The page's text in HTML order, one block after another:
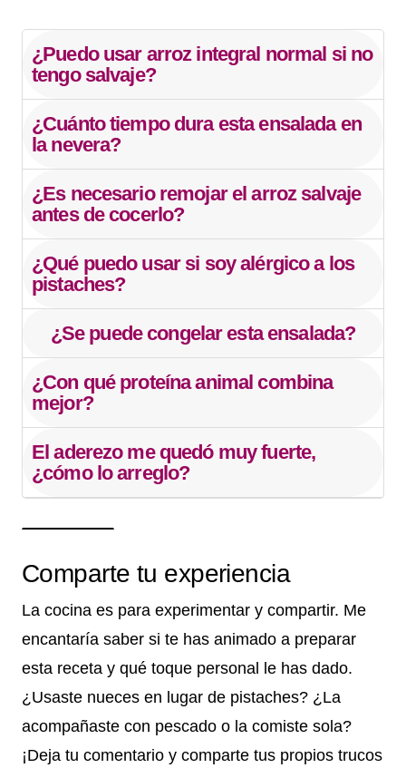
¿Puedo usar arroz integral normal si no
tengo salvaje?
¿Cuánto tiempo dura esta ensalada en
la nevera?
¿Es necesario remojar el arroz salvaje
antes de cocerlo?
¿Qué puedo usar si soy alérgico a los
pistaches?
¿Se puede congelar esta ensalada?
¿Con qué proteína animal combina
mejor?
El aderezo me quedó muy fuerte,
¿cómo lo arreglo?
Comparte tu experiencia
La cocina es para experimentar y compartir. Me
encantaría saber si te has animado a preparar
esta receta y qué toque personal le has dado.
¿Usaste nueces en lugar de pistaches? ¿La
acompañaste con pescado o la comiste sola?
¡Deja tu comentario y comparte tus propios trucos